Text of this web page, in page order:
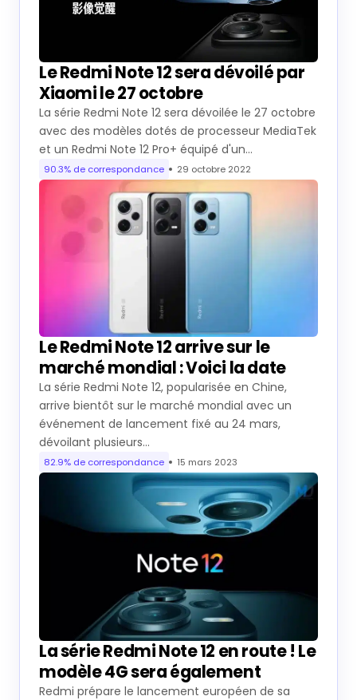
Le Redmi Note 12 sera dévoilé par
Xiaomi le 27 octobre
La série Redmi Note 12 sera dévoilée le 27 octobre
avec des modèles dotés de processeur MediaTek
et un Redmi Note 12 Pro+ équipé d'un…
90.3% de correspondance 29 octobre 2022
Le Redmi Note 12 arrive sur le
marché mondial : Voici la date
La série Redmi Note 12, popularisée en Chine,
arrive bientôt sur le marché mondial avec un
événement de lancement fixé au 24 mars,
dévoilant plusieurs…
82.9% de correspondance 15 mars 2023
La série Redmi Note 12 en route ! Le
modèle 4G sera également
Redmi prépare le lancement européen de sa